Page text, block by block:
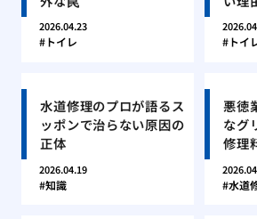
2026.04.23
トイレ トイ
水道修理のプロが語るス
ッポンで治らない原因の
正体
2026.04.19
知識
悪徳
なグ
修理
水道